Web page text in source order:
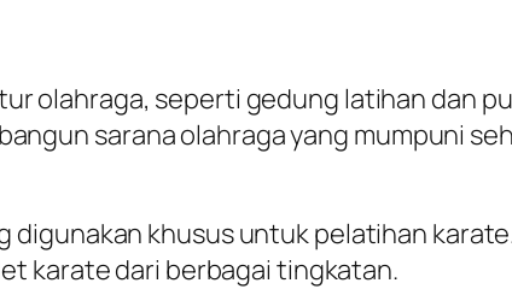
olahraga, seperti gedung latihan dan
sarana olahraga yang mumpuni
khusus untuk pelatihan
karate dari berbagai tingkatan.